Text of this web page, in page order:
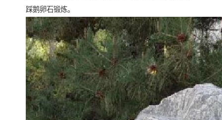
踩鹅卵石锻炼。